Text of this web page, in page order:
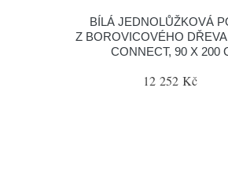
BÍLÁ JEDNOLŮŽKOVÁ
Z BOROVICOVÉHO
CONNECT, 90 X 200
12 252 Kč